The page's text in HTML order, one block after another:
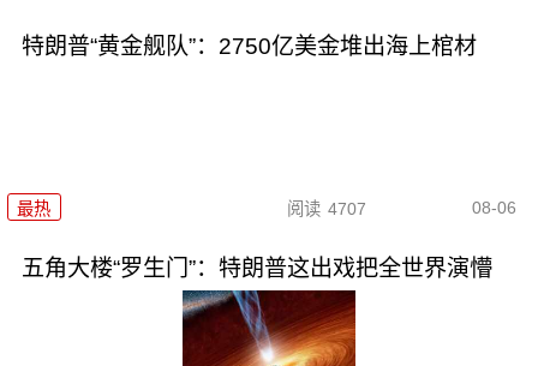
特朗普“黄金舰队”：2750亿美金堆出海上棺材
最热 阅读 4707 08-06
五角大楼“罗生门”：特朗普这出戏把全世界演懵